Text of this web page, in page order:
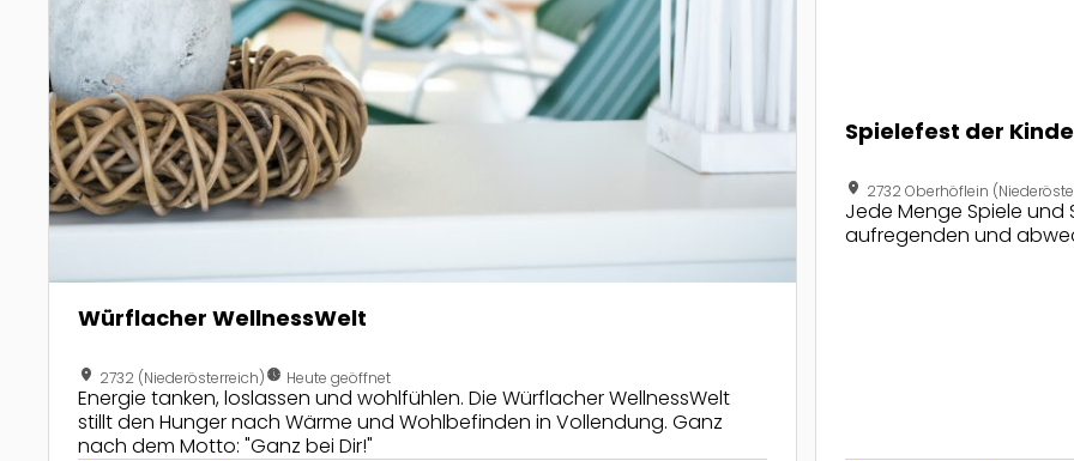
Würflacher WellnessWelt
location_on 2732 (Niederösterreich)nest_clock_farsight_analog Heute geöffnet
Energie tanken, loslassen und wohlfühlen. Die Würflacher WellnessWelt
stillt den Hunger nach Wärme und Wohlbefinden in Vollendung. Ganz
nach dem Motto: "Ganz bei Dir!"
Spielefest der
location_on 2732 Oberhöflein
Jede Menge Spiele
aufregenden und